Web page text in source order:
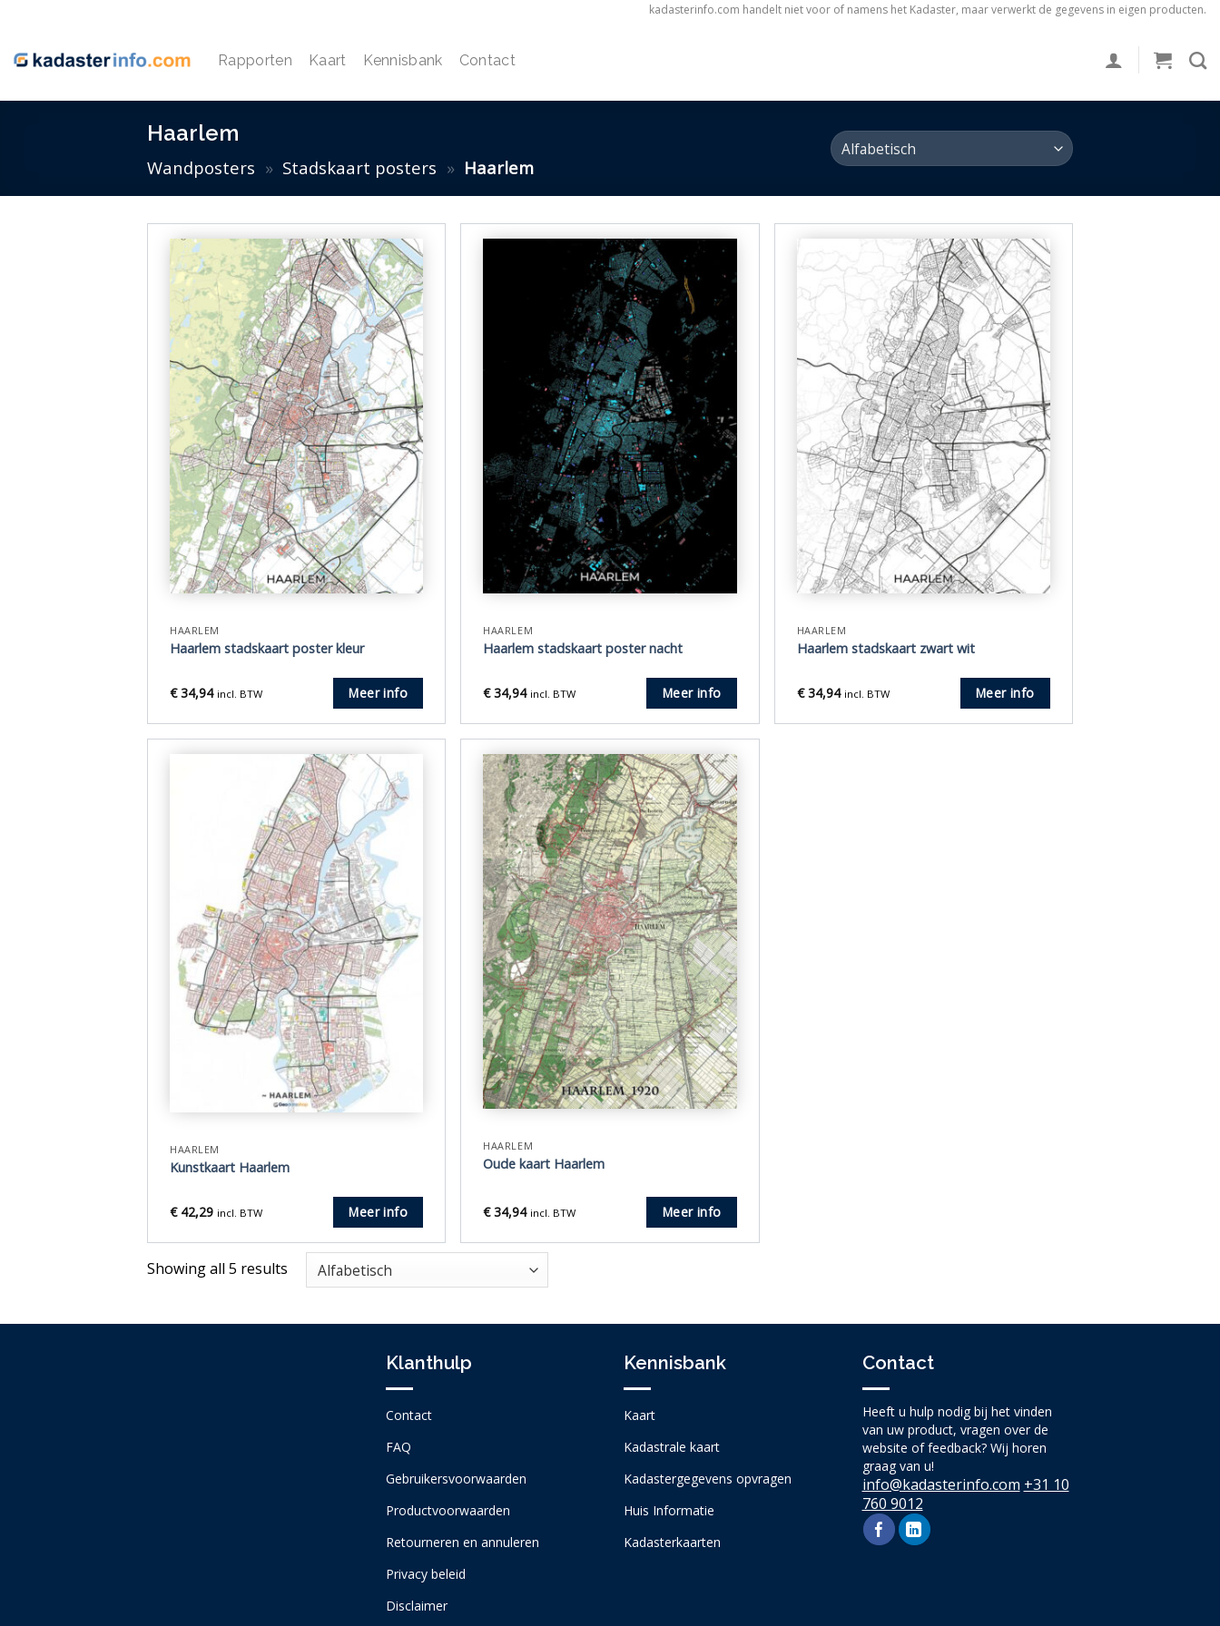
inhoud
kadasterinfo.com handelt niet voor of namens het Kadaster, maar verwerkt de gegevens in eigen producten.
Rapporten Kaart Kennisbank Contact
Haarlem
Wandposters » Stadskaart posters » Haarlem
HAARLEM
Haarlem stadskaart poster kleur
€34,94 incl. BTW Meer info
HAARLEM
Haarlem stadskaart poster nacht
€34,94 incl. BTW Meer info
HAARLEM
Haarlem stadskaart zwart wit
€34,94 incl. BTW Meer info
HAARLEM
Kunstkaart Haarlem
€42,29 incl. BTW Meer info
HAARLEM
Oude kaart Haarlem
€34,94 incl. BTW Meer info
Showing all 5 results
Klanthulp
Contact
FAQ
Gebruikersvoorwaarden
Productvoorwaarden
Retourneren en annuleren
Privacy beleid
Disclaimer
Kennisbank
Kaart
Kadastrale kaart
Kadastergegevens opvragen
Huis Informatie
Kadasterkaarten
Contact
Heeft u hulp nodig bij het vinden
van uw product, vragen over de
website of feedback? Wij horen
graag van u!
info@kadasterinfo.com +31 10
760 9012